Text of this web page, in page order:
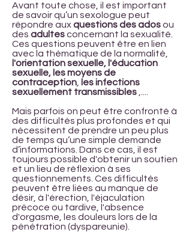
Avant toute chose, il est important
de savoir qu’un sexologue peut
répondre auxquestions des adosou
des adultesconcernant la sexualité.
Ces questions peuvent être en lien
avec la thématique de la normalité,
l'orientation sexuelle, l'éducation
sexuelle, les moyens de
contraception
les infections
sexuellement transmissibles
Mais parfois on peut être confronté à
des difficultés plus profondes et qui
nécessitent de prendre un peu plus
de temps qu’une simple demande
d’informations. Dans ce cas, il est
toujours possible d'obtenir un soutien
et un lieu de réflexion à ses
questionnements. Ces difficultés
peuvent être liées au manque de
désir, à l'érection, l'éjaculation
précoce ou tardive, l'absence
d'orgasme, les douleurs lors de la
pénétration (dyspareunie).